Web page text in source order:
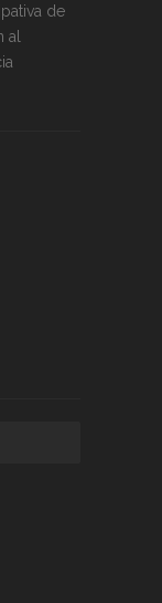
de
al